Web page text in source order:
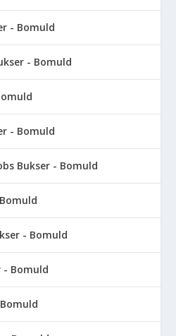
- Bomuld
- Bomuld
- Bomuld
Bukser - Bomuld
- Bomuld
- Bomuld